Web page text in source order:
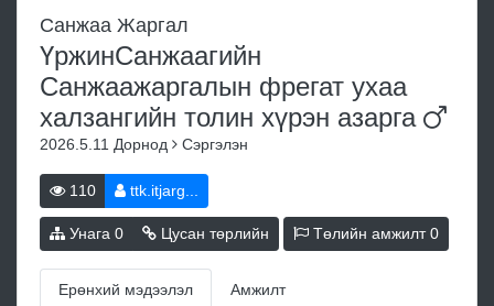
Санжаа Жаргал
ҮржинСанжаагийн
Санжаажаргалын фрегат ухаа
халзангийн толин хүрэн азарга
2026.5.11 Дорнод Сэргэлэн
110 ttk.itjarg...
Унага 0 Цусан төрлийн Төлийн амжилт0
Ерөнхий мэдээлэл Амжилт